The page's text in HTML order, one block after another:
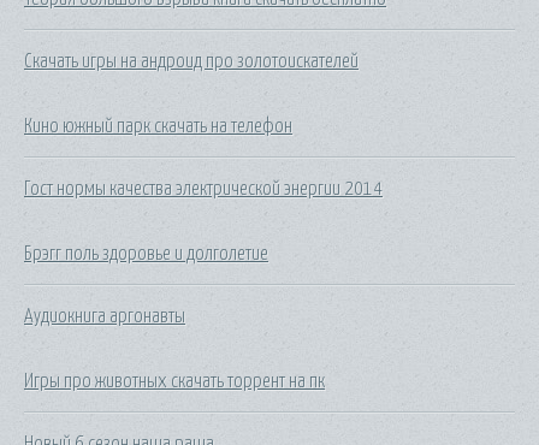
Скачать игры на андроид про золотоискателей
Кино южный парк скачать на телефон
Гост нормы качества электрической энергии 2014
Брэгг поль здоровье и долголетие
Аудиокнига аргонавты
Игры про животных скачать торрент на пк